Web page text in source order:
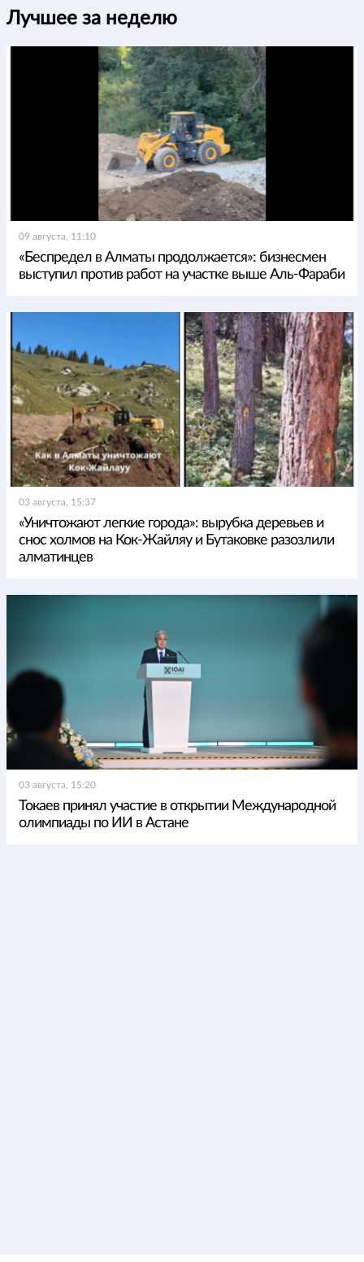
Лучшее за неделю
09 августа, 11:10
«Беспредел в Алматы продолжается»: бизнесмен
выступил против работ на участке выше Аль-Фараби
03 августа, 15:37
«Уничтожают легкие города»: вырубка деревьев и
снос холмов на Кок-Жайляу и Бутаковке разозлили
алматинцев
03 августа, 15:20
Токаев принял участие в открытии Международной
олимпиады по ИИ в Астане